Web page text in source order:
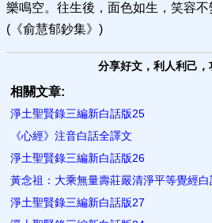
樂鳴空。往生後，面色如生，笑容不
(《俞慧郁鈔集》)
分享好文，利人利己，
相關文章:
淨土聖賢錄三編新白話版25
《心經》注音白話全譯文
淨土聖賢錄三編新白話版26
黃念祖：大乘無量壽莊嚴清淨平等覺經白
淨土聖賢錄三編新白話版27